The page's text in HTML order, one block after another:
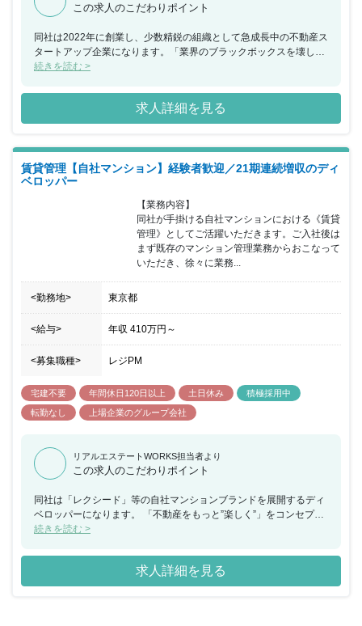
この求人のこだわりポイント
同社は2022年に創業し、少数精鋭の組織として急成長中の不動産ス
タートアップ企業になります。「業界のブラックボックスを壊し誰
もが挑戦できる社会」を理念に掲げ、テクノロジー×不動産領域の
間もない会社ですが順調に業績を伸ばし続けており、サブスク型投
資家サポートコミュニティである「アウトレット不動産」をはじ
め、年会費制、不動産業開業・成長加速サポートコミュニティの
今回は更なる事業拡大を見据えて《賃貸管理事業》の事業立ち上げ
ポジションでの採用となります。賃貸管理事業を一から立ち上げて
頂きますので、事業立ち上げの経験を積みキャリアをステップアッ
プさせていきたい方にもお勧めの案件となります。設立3年で企業
価値100億超えを目標に掲げており、事業を急拡大中のスタートア
ップフェーズの中で、少数精鋭の強い組織を作るために会社の理
念、カルチャーに共感してくださる方を募っています。
続きを読む >
求人詳細を見る
賃貸管理【自社マンション】経験者歓迎／21期連続増収のディ
ベロッパー
【業務内容】
同社が手掛ける自社マンションにおける《賃貸
管理》としてご活躍いただきます。ご入社後は
まず既存のマンション管理業務からおこなって
いただき、徐々に業務...
<勤務地> 東京都
<給与> 年収 410万円 ～
<募集職種> レジPM
宅建不要 年間休日120日以上 土日休み
積極採用中
転勤なし
上場企業のグループ会社
リアルエステートWORKS担当者より
この求人のこだわりポイント
同社は「レクシード」等の自社マンションブランドを展開するディ
ベロッパーになります。 「不動産をもっと”楽しく”」をコンセプト
に掲げ、不動産の企画・開発・販売から管理までワンストップでサ
し、圧倒的な成長と遂げながら不動産業界において最長21年連続で
増収増益を達成している業界内でも注目の企業となっています。マ
ンションの累積販売実績は7730戸（2021年6月）また管理賃貸入居
続きを読む >
求人詳細を見る